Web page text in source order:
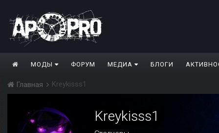
МОДЫ ФОРУМ МЕДИА БЛОГИ
Главная Kreykisss1
Kreykisss1